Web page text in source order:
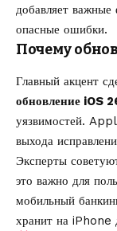
добавляет
опасные ошибки.
Почему
Главный акцент
обновление iOS
уязвимостей.
выхода
Эксперты
это важно для
мобильный
хранит на iPhone